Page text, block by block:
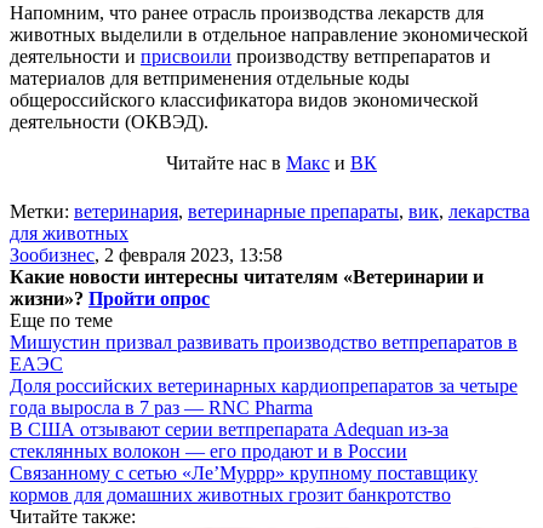
Напомним, что ранее отрасль производства лекарств для
животных выделили в отдельное направление экономической
деятельности и присвоили производству ветпрепаратов и
материалов для ветприменения отдельные коды
общероссийского классификатора видов экономической
деятельности (ОКВЭД).
Читайте нас в Макс и ВК
Метки: ветеринария, ветеринарные препараты, вик, лекарства
для животных
Зообизнес, 2 февраля 2023, 13:58
Какие новости интересны читателям «Ветеринарии и
жизни»? Пройти опрос
Еще по теме
Мишустин призвал развивать производство ветпрепаратов в
ЕАЭС
Доля российских ветеринарных кардиопрепаратов за четыре
года выросла в 7 раз — RNC Pharma
В США отзывают серии ветпрепарата Adequan из-за
стеклянных волокон — его продают и в России
Связанному с сетью «Ле’Муррр» крупному поставщику
кормов для домашних животных грозит банкротство
Читайте также: